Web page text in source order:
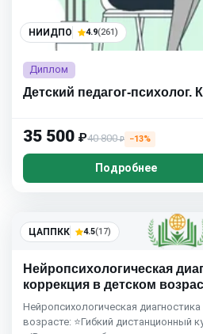
НИИДПО 4.9(261)
Диплом
Детский педагог-психолог.
35 500 ₽40 800₽ −13%
Подробнее
ЦАППКК 4.5(17)
Нейропсихологическая
коррекция в детском
Нейропсихологическая
возрасте: ⭐Гибкий дистанционный